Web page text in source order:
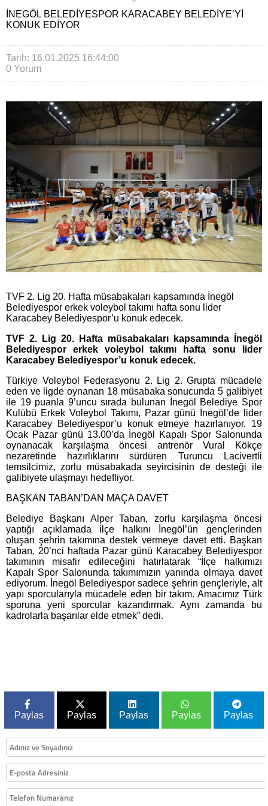
İNEGÖL BELEDIYESPOR KARACABEY BELEDIYE’YI
KONUK EDIYOR
Tarih: 16.01.2025 16:44:00
0 Yorum
TVF 2. Lig 20. Hafta müsabakaları kapsamında İnegöl
Belediyespor erkek voleybol takımı hafta sonu lider
Karacabey Belediyespor’u konuk edecek.
TVF 2. Lig 20. Hafta müsabakaları kapsamında İnegöl
Belediyespor erkek voleybol takımı hafta sonu lider
Karacabey Belediyespor’u konuk edecek.
Türkiye Voleybol Federasyonu 2. Lig 2. Grupta mücadele
eden ve ligde oynanan 18 müsabaka sonucunda 5 galibiyet
ile 19 puanla 9’uncu sırada bulunan İnegöl Belediye Spor
Kulübü Erkek Voleybol Takımı, Pazar günü İnegöl’de lider
Karacabey Belediyespor’u konuk etmeye hazırlanıyor. 19
Ocak Pazar günü 13.00’da İnegöl Kapalı Spor Salonunda
oynanacak karşılaşma öncesi antrenör Vural Kökçe
nezaretinde hazırlıklarını sürdüren Turuncu Lacivertli
temsilcimiz, zorlu müsabakada seyircisinin de desteği ile
galibiyete ulaşmayı hedefliyor.
BAŞKAN TABAN’DAN MAÇA DAVET
Belediye Başkanı Alper Taban, zorlu karşılaşma öncesi
yaptığı açıklamada ilçe halkını İnegöl’ün gençlerinden
oluşan şehrin takımına destek vermeye davet etti. Başkan
Taban, 20’nci haftada Pazar günü Karacabey Belediyespor
takımının misafir edileceğini hatırlatarak “İlçe halkımızı
Kapalı Spor Salonunda takımımızın yanında olmaya davet
ediyorum. İnegöl Belediyespor sadece şehrin gençleriyle, alt
yapı sporcularıyla mücadele eden bir takım. Amacımız Türk
sporuna yeni sporcular kazandırmak. Aynı zamanda bu
kadrolarla başarılar elde etmek” dedi.
Paylas Paylas Paylas Paylas Paylas